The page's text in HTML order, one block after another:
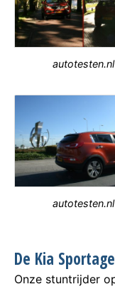
autotesten.nl
autotesten.nl
De Kia
Onze stuntrijder